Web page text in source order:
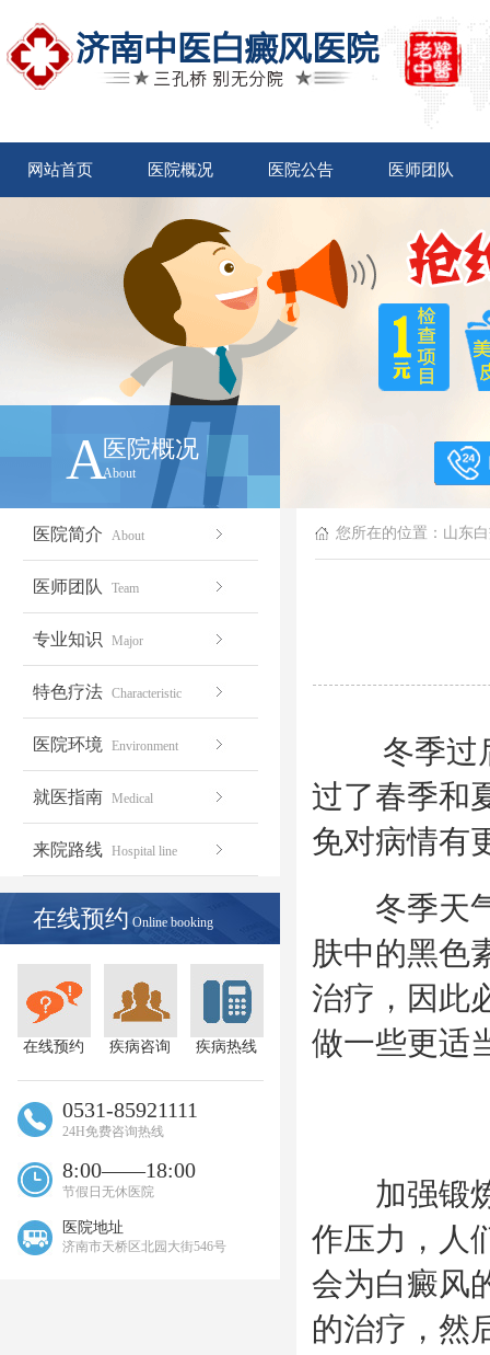
网站首页 医院概况 医院公告 医师团队
A医院概况
About
医院简介 About
医师团队 Team
专业知识 Major
特色疗法 Characteristic
医院环境 Environment
就医指南 Medical
来院路线 Hospital line
在线预约 Online booking
在线预约 疾病咨询 疾病热线
0531-85921111
24H免费咨询热线
8:00——18:00
节假日无休医院
医院地址
济南市天桥区北园大街546号
您所在的位置： 山东
冬季过后
过了春季和
免对病情有
冬季天气
肤中的黑色
治疗，因此
做一些更适
加强锻炼
作压力，人
会为白癜风
的治疗，然